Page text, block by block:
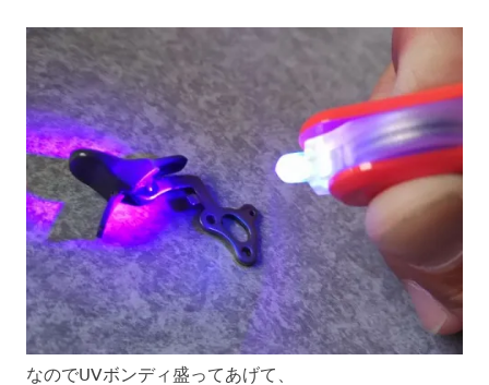
なのでUVボンディ盛ってあげて、